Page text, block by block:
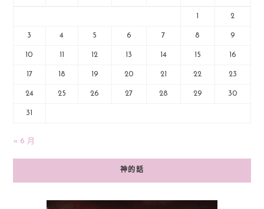
2
3 4 5 6 7 8 9
10 12 13 14 15 16
17 18 19 20 21 22 23
24 25 26 27 28 29 30
31
« 6 月
神的話